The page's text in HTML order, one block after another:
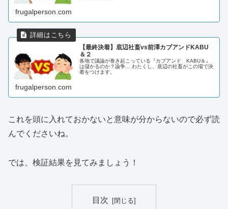
frugalperson.com
【最終決着】底辺社畜vs前澤カブアンドKABU
＆２
各地で議論が巻き起こっている『カブアンド KABU＆』
は儲かるのか？論争… わたくし、底辺の社畜がこの場で決
着をつけます。
frugalperson.com
これを頭に入れておかないと意味が分からないので必ず読
んでくださいね。
では、検証結果を見てみましょう！
目次